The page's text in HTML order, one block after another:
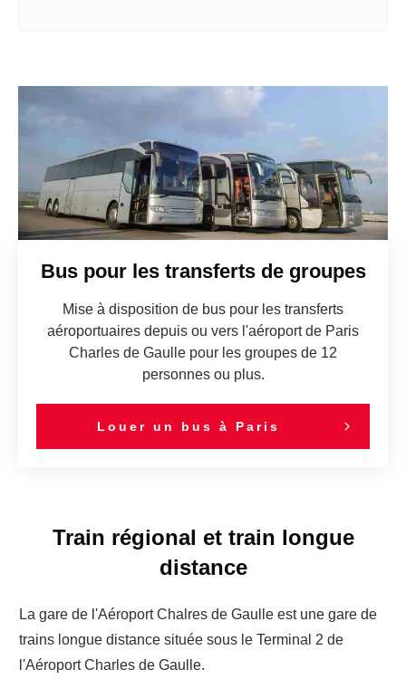
Bus pour les transferts de groupes
Mise à disposition de bus pour les transferts
aéroportuaires depuis ou vers l'aéroport de Paris
Charles de Gaulle pour les groupes de 12
personnes ou plus.
Louer un bus à Paris
Train régional et train longue
distance
La gare de l'Aéroport Chalres de Gaulle est une gare de
trains longue distance située sous le Terminal 2 de
l'Aéroport Charles de Gaulle.